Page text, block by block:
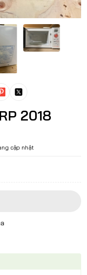
2018
cập nhật